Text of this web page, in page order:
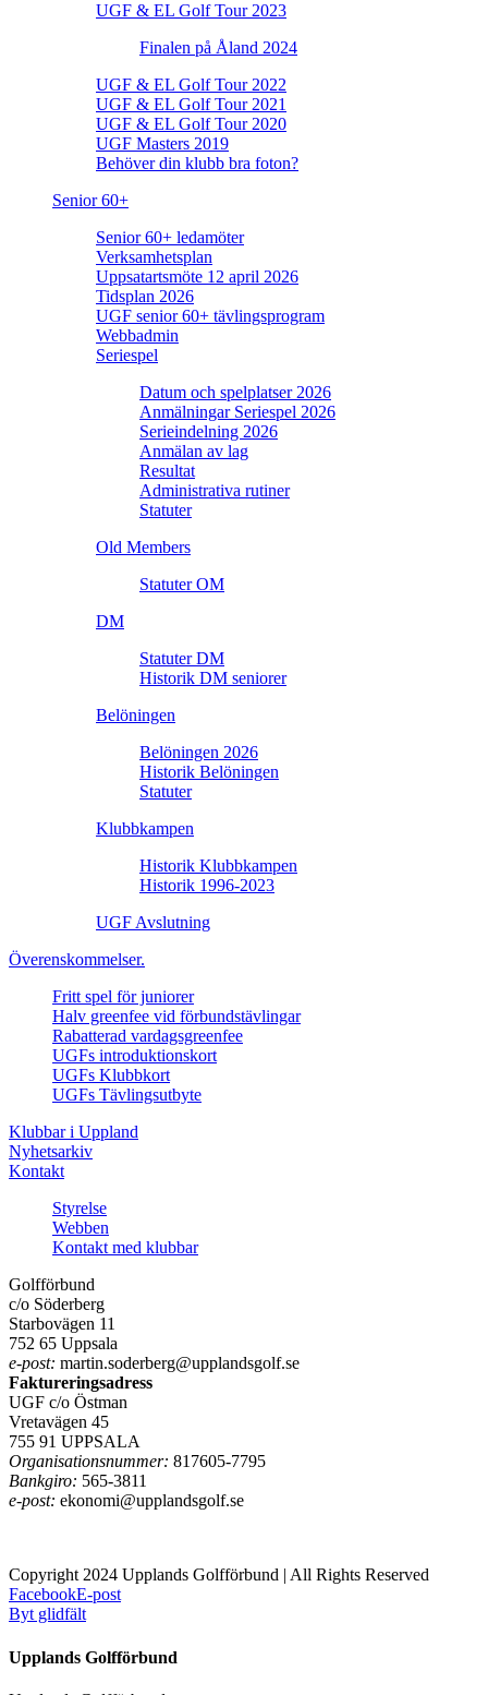
UGF & EL Golf Tour 2023
Finalen på Åland 2024
UGF & EL Golf Tour 2022
UGF & EL Golf Tour 2021
UGF & EL Golf Tour 2020
UGF Masters 2019
Behöver din klubb bra foton?
Senior 60+
Senior 60+ ledamöter
Verksamhetsplan
Uppsatartsmöte 12 april 2026
Tidsplan 2026
UGF senior 60+ tävlingsprogram
Webbadmin
Seriespel
Datum och spelplatser 2026
Anmälningar Seriespel 2026
Serieindelning 2026
Anmälan av lag
Resultat
Administrativa rutiner
Statuter
Old Members
Statuter OM
DM
Statuter DM
Historik DM seniorer
Belöningen
Belöningen 2026
Historik Belöningen
Statuter
Klubbkampen
Historik Klubbkampen
Historik 1996-2023
UGF Avslutning
Överenskommelser.
Fritt spel för juniorer
Halv greenfee vid förbundstävlingar
Rabatterad vardagsgreenfee
UGFs introduktionskort
UGFs Klubbkort
UGFs Tävlingsutbyte
Klubbar i Uppland
Nyhetsarkiv
Kontakt
Styrelse
Webben
Kontakt med klubbar
Golfförbund
c/o Söderberg
Starbovägen 11
752 65 Uppsala
e-post: martin.soderberg@upplandsgolf.se
Faktureringsadress
UGF c/o Östman
Vretavägen 45
755 91 UPPSALA
Organisationsnummer: 817605-7795
Bankgiro: 565-3811
e-post: ekonomi@upplandsgolf.se
Copyright 2024 Upplands Golfförbund | All Rights Reserved
FacebookE-post
Byt glidfält
Upplands Golfförbund